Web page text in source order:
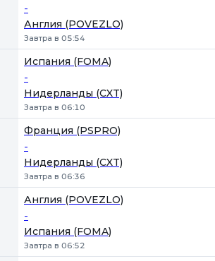
-
Англия (POVEZLO)
Завтра в 05:54
Испания (FOMA)
-
Нидерланды (CXT)
Завтра в 06:10
Франция (PSPRO)
-
Нидерланды (CXT)
Завтра в 06:36
Англия (POVEZLO)
-
Испания (FOMA)
Завтра в 06:52